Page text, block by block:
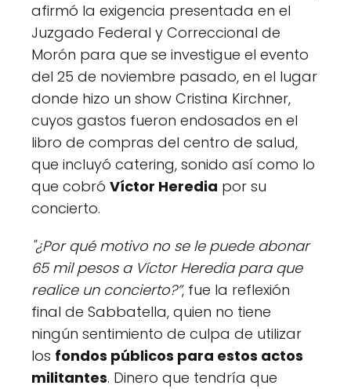
afirmó la exigencia presentada en el
Juzgado Federal y Correccional de
Morón para que se investigue el evento
del 25 de noviembre pasado, en el lugar
donde hizo un show Cristina Kirchner,
cuyos gastos fueron endosados en el
libro de compras del centro de salud,
que incluyó catering, sonido así como lo
que cobró Víctor Heredia por su
concierto.
"¿Por qué motivo no se le puede abonar
65 mil pesos a Víctor Heredia para que
realice un concierto?”, fue la reflexión
final de Sabbatella, quien no tiene
ningún sentimiento de culpa de utilizar
los fondos públicos para estos actos
militantes. Dinero que tendría que